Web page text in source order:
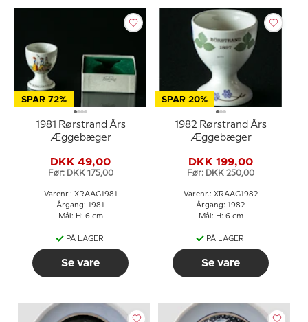
SPAR 72%
1981 Rørstrand Års
Æggebæger
DKK 49,00
Før: DKK 175,00
Varenr.: XRAAG1981
Årgang: 1981
Mål: H: 6 cm
PÅ LAGER
Se vare
SPAR 20%
1982 Rørstrand Års
Æggebæger
DKK 199,00
Før: DKK 250,00
Varenr.: XRAAG1982
Årgang: 1982
Mål: H: 6 cm
PÅ LAGER
Se vare